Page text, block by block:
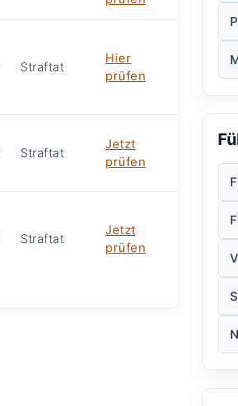
Straftat
Hier
prüfen
Straftat
Jetzt
prüfen
Straftat
Jetzt
prüfen